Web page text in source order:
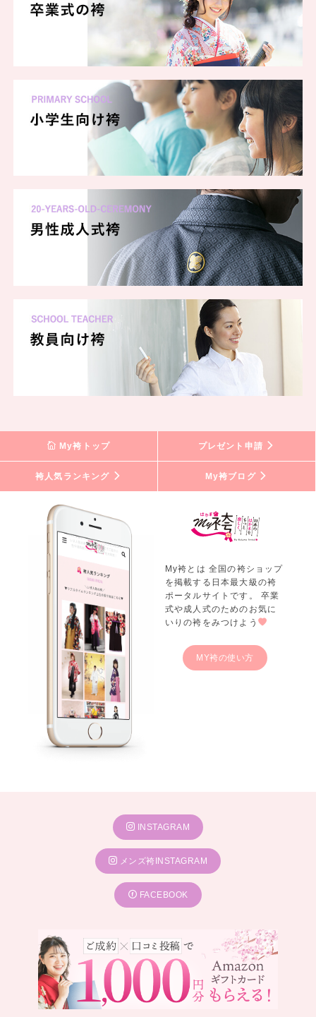
My袴トップ プレゼント申請
袴人気ランキング My袴ブログ
My袴とは 全国の袴ショップ
を掲載する日本最大級の袴
ポータルサイトです。 卒業
式や成人式のためのお気に
いりの袴をみつけよう
MY袴の使い方
INSTAGRAM
メンズ袴INSTAGRAM
FACEBOOK